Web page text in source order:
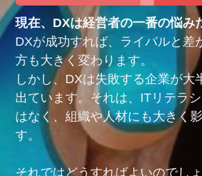
現在、DXは経営者の一番の悩み
DXが成功すれば、ライバルと差
方も大きく変わります。
しかし、DXは失敗する企業が大
出ています。それは、ITリテラ
はなく、組織や人材にも大きく
す。
それではどうすればよいのでし